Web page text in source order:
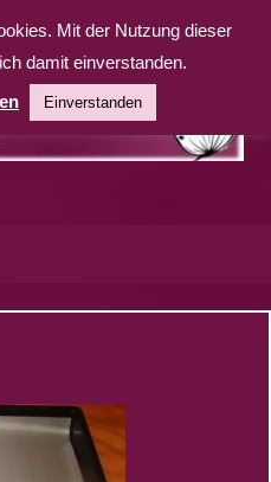
Mit der Nutzung dieser
damit einverstanden.
Einverstanden